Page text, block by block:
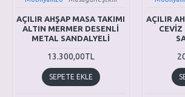
AÇILIR AHŞAP MASA TAKIMI
ALTIN MERMER DESENLİ
METAL SANDALYELİ
13.300,00TL
SEPETE EKLE
AÇILIR
CEVİZ